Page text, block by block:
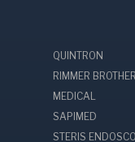
QUINTRON
RIMMER
MEDICAL
SAPIMED
STERIS